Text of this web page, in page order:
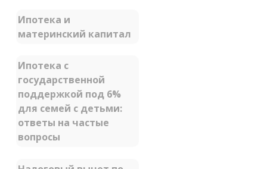
Ипотека и
материнский капитал
Ипотека с
государственной
поддержкой под 6%
для семей с детьми:
ответы на частые
вопросы